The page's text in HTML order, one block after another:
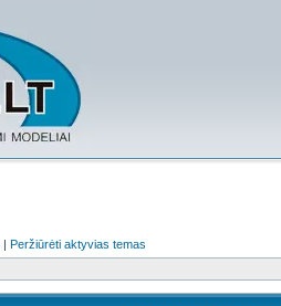
| Peržiūrėti aktyvias temas